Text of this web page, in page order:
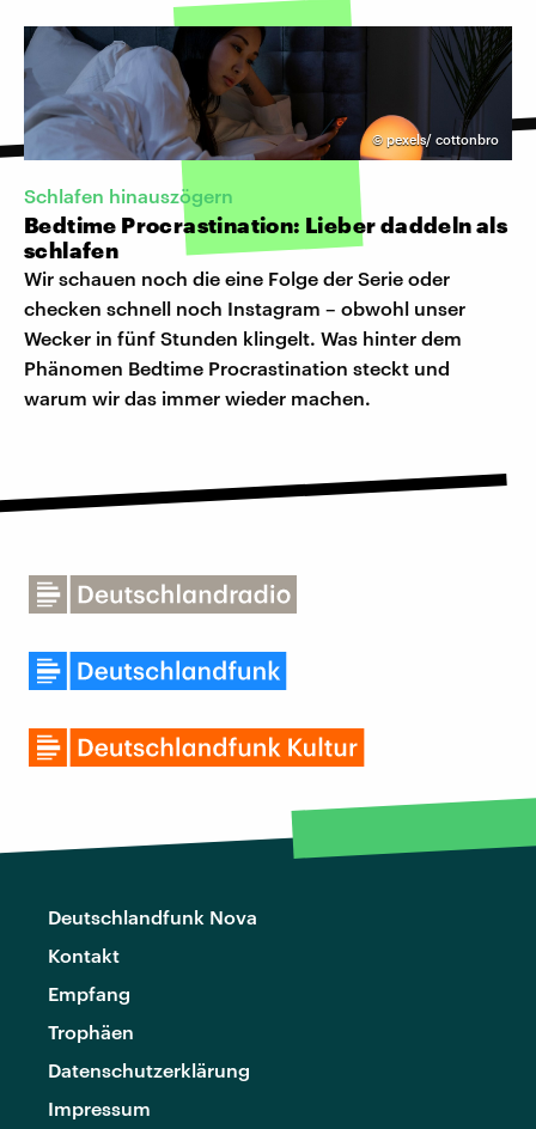
© pexels/ cottonbro
Schlafen hinauszögern
Bedtime Procrastination: Lieber daddeln als
schlafen
Wir schauen noch die eine Folge der Serie oder
checken schnell noch Instagram – obwohl unser
Wecker in fünf Stunden klingelt. Was hinter dem
Phänomen Bedtime Procrastination steckt und
warum wir das immer wieder machen.
Deutschlandfunk Nova
Kontakt
Empfang
Trophäen
Datenschutzerklärung
Impressum